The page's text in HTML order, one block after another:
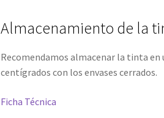
Almacenamiento de la
Recomendamos almacenar la tinta en
centígrados con los envases cerrados.
Ficha Técnica